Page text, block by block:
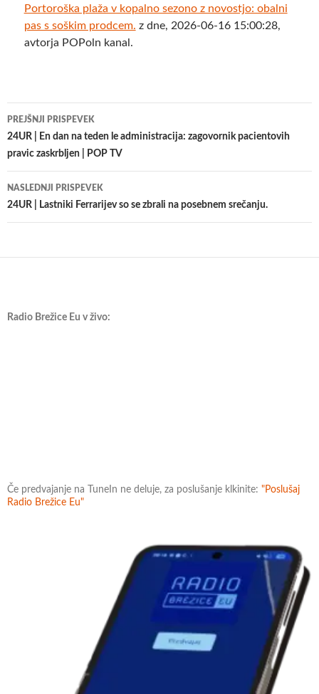
Portoroška plaža v kopalno sezono z novostjo: obalni
pas s soškim prodcem. z dne, 2026-06-16 15:00:28,
avtorja POPoln kanal.
Krmarjenje
po
prispevkih
PREJŠNJI PRISPEVEK
24UR | En dan na teden le administracija: zagovornik pacientovih
pravic zaskrbljen | POP TV
NASLEDNJI PRISPEVEK
24UR | Lastniki Ferrarijev so se zbrali na posebnem srečanju.
Radio Brežice Eu v živo:
Če predvajanje na TuneIn ne deluje, za poslušanje klkinite: "Poslušaj
Radio Brežice Eu"